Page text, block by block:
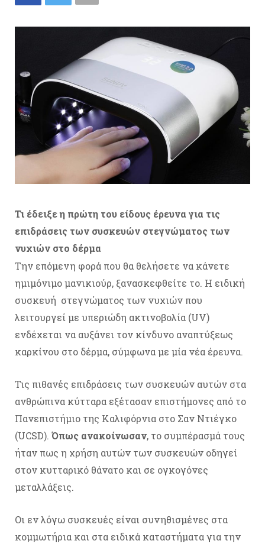
Τι έδειξε η πρώτη του είδους έρευνα για τις
επιδράσεις των συσκευών στεγνώματος των
νυχιών στο δέρμα
Την επόμενη φορά που θα θελήσετε να κάνετε
ημιμόνιμο μανικιούρ, ξανασκεφθείτε το. Η ειδική
συσκευή στεγνώματος των νυχιών που
λειτουργεί με υπεριώδη ακτινοβολία (UV)
ενδέχεται να αυξάνει τον κίνδυνο αναπτύξεως
καρκίνου στο δέρμα, σύμφωνα με μία νέα έρευνα.
Τις πιθανές επιδράσεις των συσκευών αυτών στα
ανθρώπινα κύτταρα εξέτασαν επιστήμονες από το
Πανεπιστήμιο της Καλιφόρνια στο Σαν Ντιέγκο
(UCSD). Όπως ανακοίνωσαν, το συμπέρασμά τους
ήταν πως η χρήση αυτών των συσκευών οδηγεί
στον κυτταρικό θάνατο και σε ογκογόνες
μεταλλάξεις.
Οι εν λόγω συσκευές είναι συνηθισμένες στα
κομμωτήρια και στα ειδικά καταστήματα για την